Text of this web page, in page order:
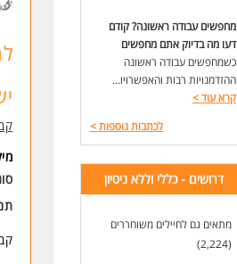
מחפשים עבודה ראשונה? קודם
דעו מה בדיוק אתם מחפשים
כשמחפשים עבודה ראשונה
ההזדמנויות רבות והאפשרויו...
קרא עוד>
לכתבות נוספות>
דרושים - כללי וללא ניסיון
מתאים גם לחיילים משוחררים
(2,224)